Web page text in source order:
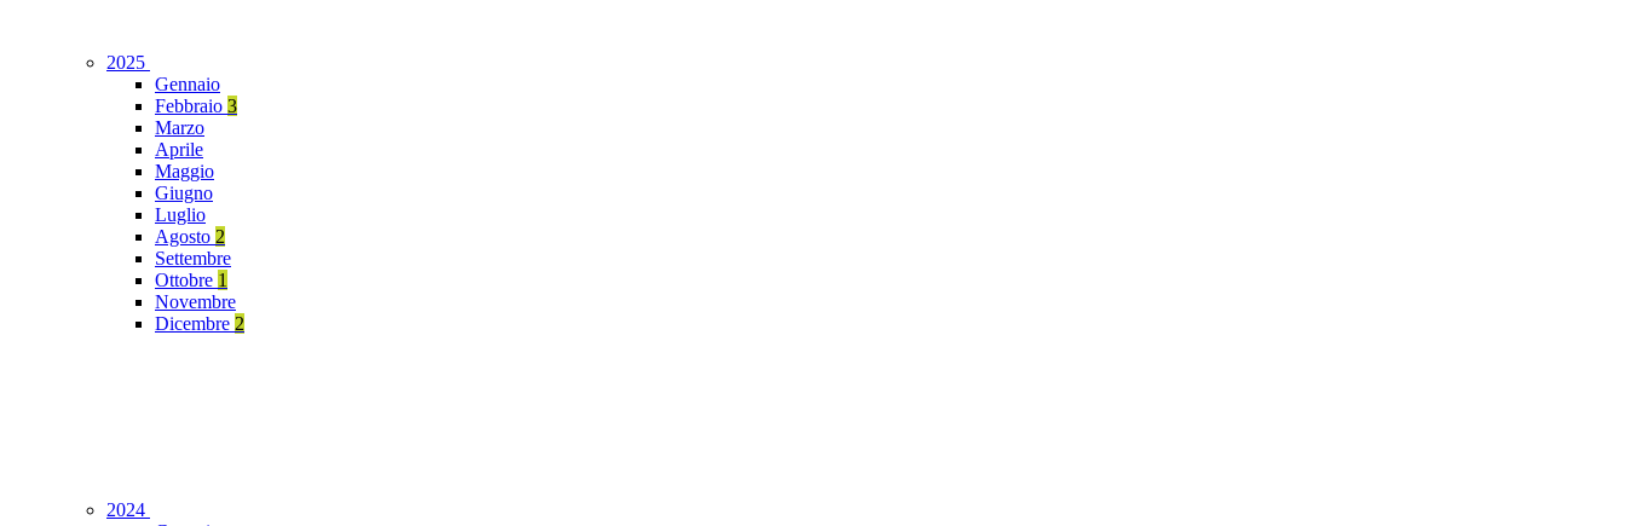
2025
Gennaio
Febbraio 3
Marzo
Aprile
Maggio
Giugno
Luglio
Agosto 2
Settembre
Ottobre 1
Novembre
Dicembre 2
2024